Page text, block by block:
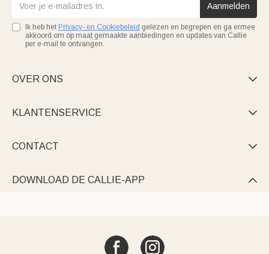
Aanmelden
Ik heb het Privacy- en Cookiebeleid gelezen en begrepen en ga ermee
akkoord om op maat gemaakte aanbiedingen en updates van Callie
per e-mail te ontvangen.
OVER ONS 
KLANTENSERVICE 
CONTACT 
DOWNLOAD DE CALLIE-APP 